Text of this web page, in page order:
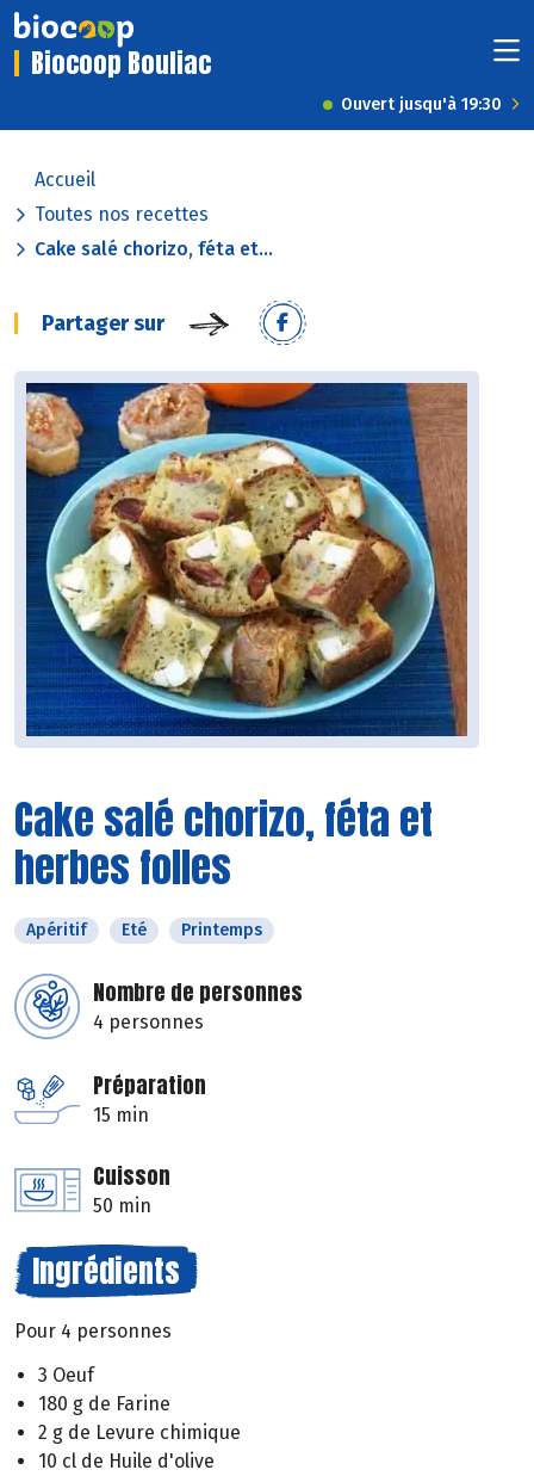
Biocoop Bouliac
Ouvert jusqu'à 19:30
Accueil
Toutes nos recettes
Cake salé chorizo, féta et...
Partager sur
Cake salé chorizo, féta et
herbes folles
Apéritif Eté Printemps
Nombre de personnes
4 personnes
Préparation
15 min
Cuisson
50 min
Ingrédients
Pour 4 personnes
3 Oeuf
180 g de Farine
2 g de Levure chimique
10 cl de Huile d'olive